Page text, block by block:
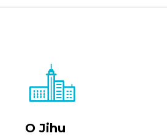
O Jihu